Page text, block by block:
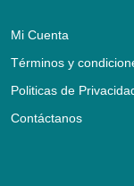
Mi Cuenta
Términos y
Politicas de
Contáctanos